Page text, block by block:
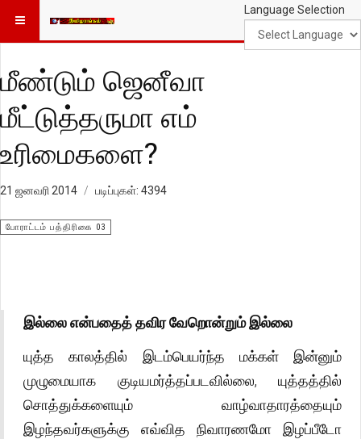
Language Selection
மீண்டும் ஜெனீவா
மீட்டுத்தருமா எம்
உரிமைகளை?
21 ஜனவரி 2014 படிப்புகள்: 4394
போராட்டம் பத்திரிகை 03
இல்லை என்பதைத் தவிர வேறொன்றும் இல்லை
யுத்த காலத்தில் இடம்பெயர்ந்த மக்கள் இன்னும்
முழுமையாக குடியமர்த்தப்படவில்லை, யுத்தத்தில்
சொத்துக்களையும் வாழ்வாதாரத்தையும்
இழந்தவர்களுக்கு எவ்வித நிவாரணமோ இழப்பீடோ